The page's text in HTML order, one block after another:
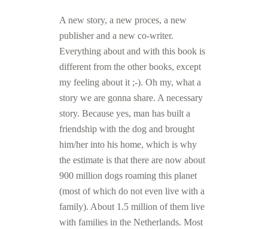
A new story, a new proces, a new
publisher and a new co-writer.
Everything about and with this book is
different from the other books, except
my feeling about it ;-). Oh my, what a
story we are gonna share. A necessary
story. Because yes, man has built a
friendship with the dog and brought
him/her into his home, which is why
the estimate is that there are now about
900 million dogs roaming this planet
(most of which do not even live with a
family). About 1.5 million of them live
with families in the Netherlands. Most